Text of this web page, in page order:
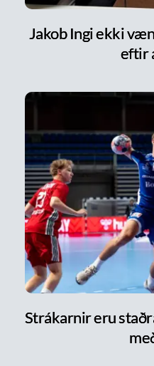
Jakob Ingi ekki
eftir
Strákarnir eru